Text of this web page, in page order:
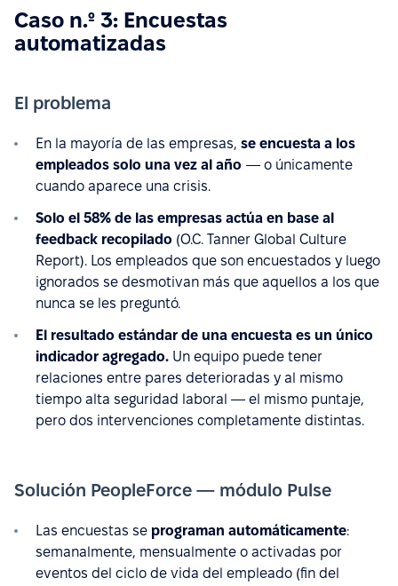
Caso n.º 3: Encuestas
automatizadas
El problema
En la mayoría de las empresas, se encuesta a los
empleados solo una vez al año — o únicamente
cuando aparece una crisis.
Solo el 58% de las empresas actúa en base al
feedback recopilado (O.C. Tanner Global Culture
Report). Los empleados que son encuestados y luego
ignorados se desmotivan más que aquellos a los que
nunca se les preguntó.
El resultado estándar de una encuesta es un único
indicador agregado. Un equipo puede tener
relaciones entre pares deterioradas y al mismo
tiempo alta seguridad laboral — el mismo puntaje,
pero dos intervenciones completamente distintas.
Solución PeopleForce — módulo Pulse
Las encuestas se programan automáticamente:
semanalmente, mensualmente o activadas por
eventos del ciclo de vida del empleado (fin del